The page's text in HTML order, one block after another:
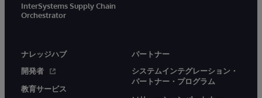
InterSystems Supply Chain
Orchestrator
ナレッジハブ
開発者
教育サービス
パートナー
システムインテグレーション・
パートナー・プログラム